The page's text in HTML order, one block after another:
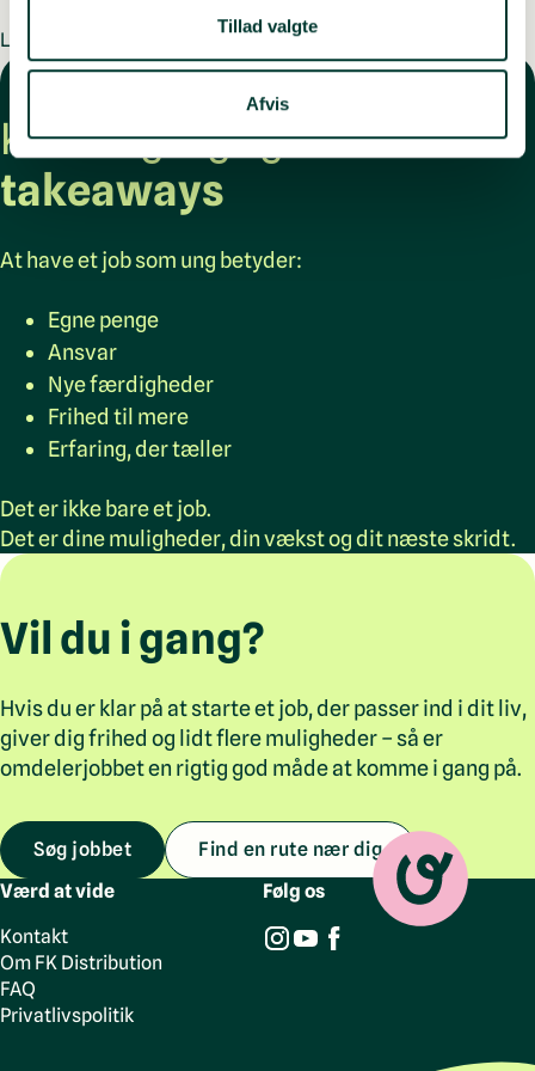
din brug af vores hjemmeside med vores partnere inden
analysepartnere. Vores partnere kan kombinere disse
data med andre oplysninger, du har givet dem, eller som
de har indsamlet fra din brug af deres tjenester.
Tillad valgte
Afvis
Læs mere: Til forældrene
Korte og vigtige
takeaways
At have et job som ung betyder:
Egne penge
Ansvar
Nye færdigheder
Frihed til mere
Erfaring, der tæller
Det er ikke bare et job.
Det er dine muligheder, din vækst og dit næste skridt.
Vil du i gang?
Hvis du er klar på at starte et job, der passer ind i dit liv,
giver dig frihed og lidt flere muligheder – så er
omdelerjobbet en rigtig god måde at komme i gang på.
Søg jobbet
Find en rute nær dig
Værd at vide
Kontakt
Om FK Distribution
FAQ
Privatlivspolitik
Følg os